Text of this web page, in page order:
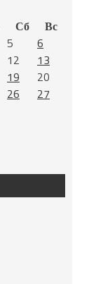
Сб
Вс
5
6
12
13
19
20
26
27